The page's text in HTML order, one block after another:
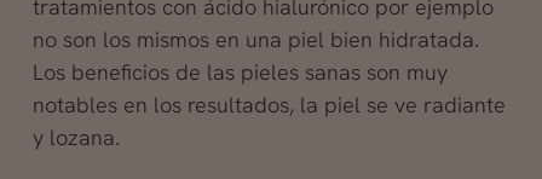
tratamientos con ácido hialurónico por ejemplo
no son los mismos en una piel bien hidratada.
Los beneficios de las pieles sanas son muy
notables en los resultados, la piel se ve radiante
y lozana.